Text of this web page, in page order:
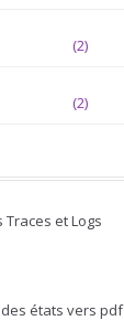
(2)
(2)
et Logs
états vers pdf